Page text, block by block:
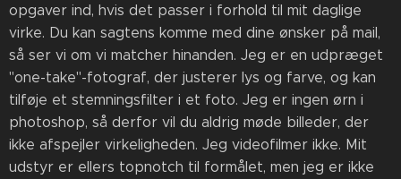
opgaver ind, hvis det passer i forhold til mit daglige
virke. Du kan sagtens komme med dine ønsker på mail,
så ser vi om vi matcher hinanden. Jeg er en udpræget
"one-take"-fotograf, der justerer lys og farve, og kan
tilføje et stemningsfilter i et foto. Jeg er ingen ørn i
photoshop, så derfor vil du aldrig møde billeder, der
ikke afspejler virkeligheden. Jeg videofilmer ikke. Mit
udstyr er ellers topnotch til formålet, men jeg er ikke